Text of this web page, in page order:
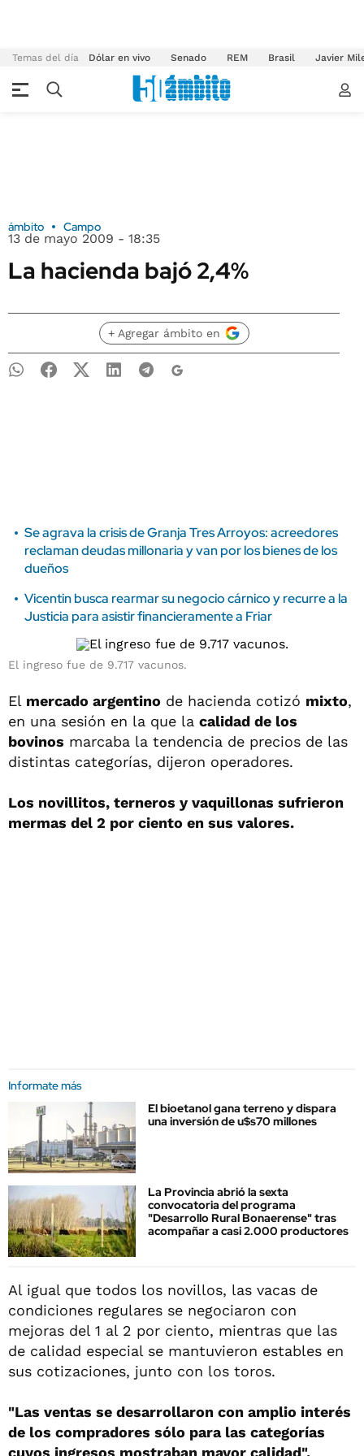
Temas del día Dólar en vivo Senado REM Brasil Javier
ámbito Campo
13 de mayo 2009 - 18:35
La hacienda bajó 2,4%
+ Agregar ámbito en
Se agrava la crisis de Granja Tres Arroyos: acreedores
reclaman deudas millonaria y van por los bienes de los
dueños
Vicentin busca rearmar su negocio cárnico y recurre a la
Justicia para asistir financieramente a Friar
El ingreso fue de 9.717 vacunos.
El mercado argentino de hacienda cotizó mixto,
en una sesión en la que la calidad de los
bovinos marcaba la tendencia de precios de las
distintas categorías, dijeron operadores.
Los novillitos, terneros y vaquillonas sufrieron
mermas del 2 por ciento en sus valores.
Informate más
El bioetanol gana terreno y dispara
una inversión de u$s70 millones
La Provincia abrió la sexta
convocatoria del programa
"Desarrollo Rural Bonaerense" tras
acompañar a casi 2.000 productores
Al igual que todos los novillos, las vacas de
condiciones regulares se negociaron con
mejoras del 1 al 2 por ciento, mientras que las
de calidad especial se mantuvieron estables en
sus cotizaciones, junto con los toros.
"Las ventas se desarrollaron con amplio interés
de los compradores sólo para las categorías
cuyos ingresos mostraban mayor calidad",